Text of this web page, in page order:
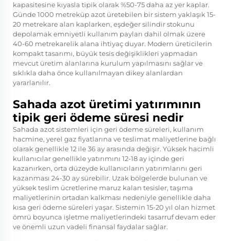
kapasitesine kıyasla tipik olarak %50-75 daha az yer kaplar.
Günde 1000 metreküp azot üretebilen bir sistem yaklaşık 15-
20 metrekare alan kaplarken, eşdeğer silindir stokunu
depolamak emniyetli kullanım payları dahil olmak üzere
40-60 metrekarelik alana ihtiyaç duyar. Modern üreticilerin
kompakt tasarımı, büyük tesis değişiklikleri yapmadan
mevcut üretim alanlarına kurulum yapılmasını sağlar ve
sıklıkla daha önce kullanılmayan dikey alanlardan
yararlanılır.
Sahada azot üretimi yatırımının
tipik geri ödeme süresi nedir
Sahada azot sistemleri için geri ödeme süreleri, kullanım
hacmine, yerel gaz fiyatlarına ve teslimat maliyetlerine bağlı
olarak genellikle 12 ile 36 ay arasında değişir. Yüksek hacimli
kullanıcılar genellikle yatırımını 12-18 ay içinde geri
kazanırken, orta düzeyde kullanıcıların yatırımlarını geri
kazanması 24-30 ay sürebilir. Uzak bölgelerde bulunan ve
yüksek teslim ücretlerine maruz kalan tesisler, taşıma
maliyetlerinin ortadan kalkması nedeniyle genellikle daha
kısa geri ödeme süreleri yaşar. Sistemin 15-20 yıl olan hizmet
ömrü boyunca işletme maliyetlerindeki tasarruf devam eder
ve önemli uzun vadeli finansal faydalar sağlar.